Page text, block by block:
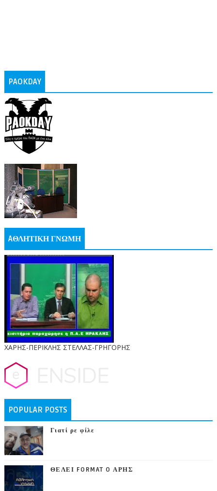
PAOKDAY
AΘΛΗΤΙΚΗ ΓΝΩΜΗ
ΧΑΡΗΣ-ΠΕΡΙΚΛΗΣ ΣΤΕΛΛΑΣ-ΓΡΗΓΟΡΗΣ
POPULAR POSTS
Γιατί ρε φίλε
ΘΕΛΕΙ FORMAT O ΑΡΗΣ